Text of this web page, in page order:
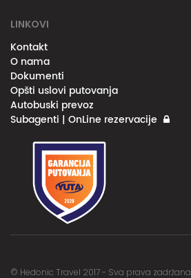
LINKOVI
Kontakt
O nama
Dokumenti
Opšti uslovi putovanja
Autobuski prevoz
Subagenti | OnLine rezervacije
© Hedonic Travel 2017 - Sva prava zadržana